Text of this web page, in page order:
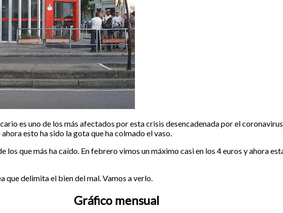
es uno de los más afectados por esta crisis desencadenada por el
esto ha sido la gota que ha colmado el vaso.
los que más ha caído. En febrero vimos un máximo casi en los 4 euros y ahora
que delimita el bien del mal. Vamos a verlo.
Gráfico mensual